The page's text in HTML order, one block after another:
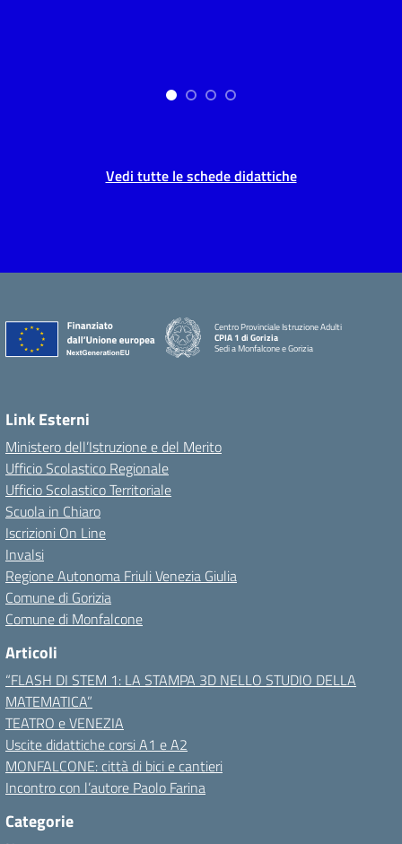
Vedi tutte le schede didattiche
Centro Provinciale Istruzione Adulti
CPIA 1 di Gorizia
Sedi a Monfalcone e Gorizia
Link Esterni
Ministero dell’Istruzione e del Merito
Ufficio Scolastico Regionale
Ufficio Scolastico Territoriale
Scuola in Chiaro
Iscrizioni On Line
Invalsi
Regione Autonoma Friuli Venezia Giulia
Comune di Gorizia
Comune di Monfalcone
Articoli
“FLASH DI STEM 1: LA STAMPA 3D NELLO STUDIO DELLA
MATEMATICA”
TEATRO e VENEZIA
Uscite didattiche corsi A1 e A2
MONFALCONE: città di bici e cantieri
Incontro con l’autore Paolo Farina
Categorie